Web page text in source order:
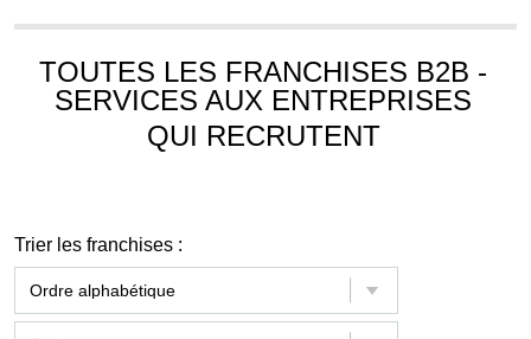
TOUTES LES FRANCHISES B2B -
SERVICES AUX ENTREPRISES
QUI RECRUTENT
Trier les franchises :